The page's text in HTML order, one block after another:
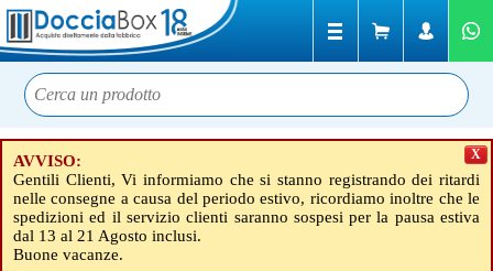
AVVISO:
Gentili Clienti, Vi informiamo che si stanno registrando dei ritardi
nelle consegne a causa del periodo estivo, ricordiamo inoltre che le
spedizioni ed il servizio clienti saranno sospesi per la pausa estiva
dal 13 al 21 Agosto inclusi.
Buone vacanze.
X